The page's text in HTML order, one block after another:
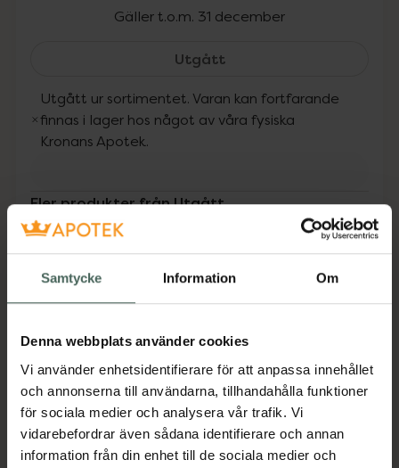
Samtycke Information Om
Denna webbplats använder cookies
Vi använder enhetsidentifierare för att anpassa innehållet
och annonserna till användarna, tillhandahålla funktioner
för sociala medier och analysera vår trafik. Vi
vidarebefordrar även sådana identifierare och annan
information från din enhet till de sociala medier och
Gäller t.o.m. 31 december
UtgåttKronans Apotek Self
Utgått ur sortimentet. Varan kan fortfarande
finnas i lager hos något av våra fysiska
Kronans Apotek.
Fler produkter från Utgått
Aktuella erbjudanden
Beskrivning Dölj
som ger en naturligt solkysst ton inom några
timmar samtidigt som den återfuktar huden.
Den lätta, tonade formulan gör appliceringen
enkel och säkerställer ett jämnt resultat utan
ränder. Absorberas snabbt och lämnar huden
mjuk med en varm, subtil doft av vanilj.